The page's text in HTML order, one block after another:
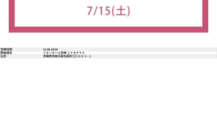
営業時間
11:00-18:00
開催場所
イオンモール宮崎 ヒナタテラス
住所
宮崎県宮崎市新別府町江口８６２−１